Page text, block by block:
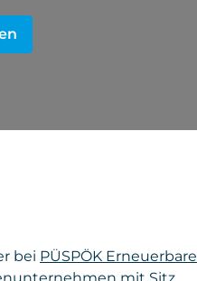
bei PÜSPÖK Erneuerbare